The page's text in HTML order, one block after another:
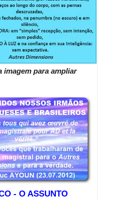
imagem para ampliar
- O ASSUNTO